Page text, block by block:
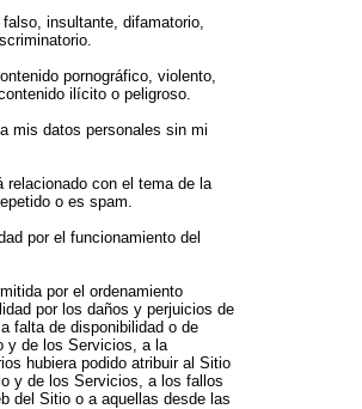
insultante, difamatorio,
pornográfico, violento,
ilícito o peligroso.
mis datos personales sin mi
con el tema de la
o es spam.
por el funcionamiento del
por el ordenamiento
por los daños y perjuicios de
falta de disponibilidad o de
y de los Servicios, a la
hubiera podido atribuir al Sitio
y de los Servicios, a los fallos
del Sitio o a aquellas desde las